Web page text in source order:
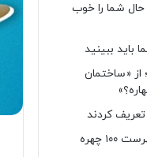
حال شما را خوب
باید ببینید
«ساختمان
۱۸ ستاره‌ سینما و تلویزیون در فهرست ۱۰۰ چهره